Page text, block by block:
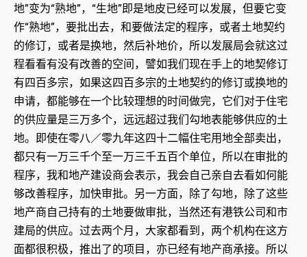
地”变为“熟地”，“生地”即是地皮已经可以发展，但要它变
作“熟地”，要批出去，和要做法定的程序，或者土地契约
的修订，或者是换地，然后补地价，所以发展局会就这过
程看看有没有改善的空间，譬如我们现在手上的地契修订
有四百多宗，如果这四百多宗的土地契约的修订或换地的
申请，都能够在一个比较理想的时间做完，它们对于住宅
的供应量是三万多个，远远超过我们勾地表能够供应的土
地。即使在零八／零九年这四十二幅住宅用地全部卖出，
都只有一万三千个至一万三千五百个单位，所以在审批的
程序，我和地产建设商会表示，我会自己亲自去看如何能
够改善程序，加快审批。另一方面，除了勾地，除了这些
地产商自己持有的土地要做审批，当然还有港铁公司和市
建局的供应。过去两个月，大家都看到，两个机构在这方
面都很积极，推出了的项目，亦已经有地产商承接。所以